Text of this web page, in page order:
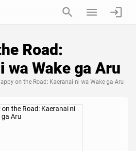
Road:
wa Wake ga Aru
on the Road: Kaeranai ni wa Wake ga Aru